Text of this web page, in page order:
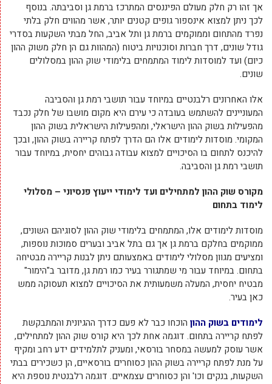
אך זהו רק חלק מעולם הפיננסים המתרכז ברמת גן וסביבתה. בנוסף
לכך ניתן למצוא אינספור גופים קטנים יותר, אשר מהווים חלק בלתי
נפרד מהתחום וממוקמים ברמת גן ותל אביב, החל מבתי השקעות בסדרי
גודל שונים, דרך חברות וסוכנויות ביטוח (המהוות גם הן חלק משוק ההון
כיום) ועד למוסדות לימוד המתמחים בלימודי שוק ההון במסלולים
שונים.
אלו האחרונים רלבנטיים במיוחד עבור תושבי רמת גן והסביבה
המעוניינים להשתמש בעובדה כי עירם היא מקום מושבו של חלק נכבד
מהפעילות בשוק ההון הישראלי, ומהפעילות הישראלית בשוק ההון
המקומי. מוסדות לימודים אלו הם הדרך לפתח קריירה בשוק ההון, ובכך
להיכנס לתחום בו הסיכויים למצוא עבודה גבוהים יחסית, במיוחד עבור
תושבי רמת גן והסביבה.
מקורס שוק ההון למתחילים ועד לימודי ייעוץ פנסיוני – מסלולי
לימוד בתחום
מוסדות לימודים אלו, המתמחים בלימודי שוק ההון לסוגיהם השונים,
ממוקמים בחלקם ברמת גן אך גם בתל אביב ובערים סמוכות נוספות,
ומציעים מגוון מסלולי לימודים באמצעותם ניתן לבנות קריירה מבטיחה
בתחום. במיוחד עבור מי שמתגורר בעיר כמו רמת גן, מדובר ב"הימור"
מבטיח יחסית, המעלה משמעותית את הסיכויים למצוא תעסוקה ממש
כאן בעיר.
לימודים בשוק ההון הוכחו כבר לא פעם כדרך ההגיונית והמתבקשת
לפתח קריירה בתחום. דוגמה אחת לכך היא קורס שוק ההון למתחילים,
אשר עוסק למעשה במסחר בורסאי, ומעניק לתלמידים ידע רחב ומקיף
על מנת לפתח קריירה בשוק ההון כסוחרים בורסאיים, הן כשכירים בבתי
השקעות, בנקים וכו' והן כסוחרים עצמאיים. דוגמה רלבנטית נוספת היא